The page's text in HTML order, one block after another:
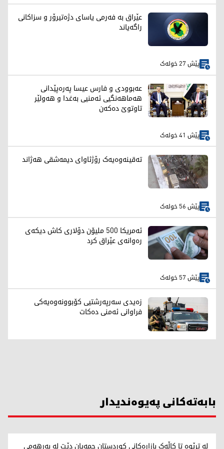
عێراق بە فەرمی یاسای دژەتیرۆر و سزاکانی
راگەیاند
پێش 27 خولەک
عەبوودی و فارس عیسا پەرەپێدانی
هەماهەنگیی ئەمنیی بەغدا و هەولێر
تاوتوێ دەکەن
پێش 41 خولەک
تەقینەوەیەک رۆژئاوای دیمەشقی هەژاند
پێش 56 خولەک
ئەمریکا 500 ملیۆن دۆلاری کاش دیکەی
رەوانەی عێراق کرد
پێش 57 خولەک
زەیدی سەرپەرشتیی کۆبوونەوەیەکی
فراوانی ئەمنی دەکات
بابەتەکانی پەیوەندیدار
لە ترێوە تا کاڵەک بازاڕەکانی کوردستان جمەیان دێت لە بەرهەمی